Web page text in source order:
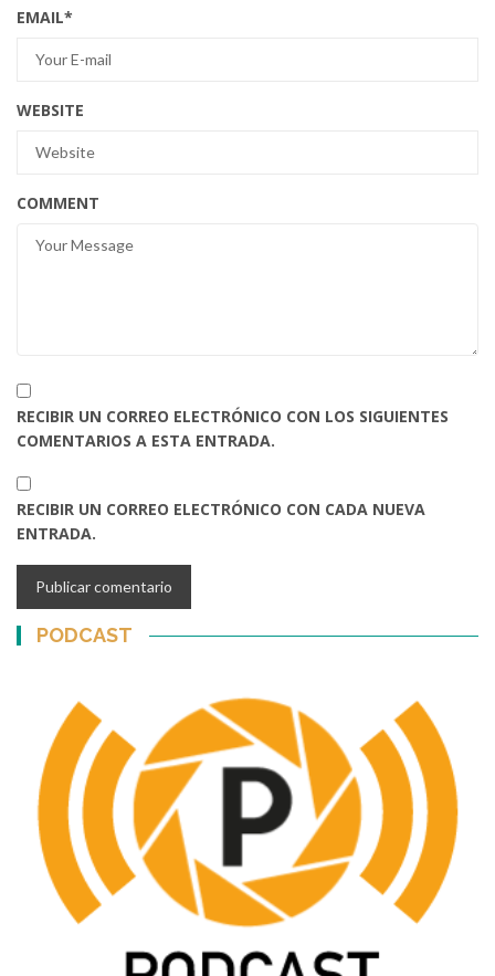
EMAIL*
WEBSITE
COMMENT
RECIBIR UN CORREO ELECTRÓNICO CON LOS SIGUIENTES
COMENTARIOS A ESTA ENTRADA.
RECIBIR UN CORREO ELECTRÓNICO CON CADA NUEVA
ENTRADA.
PODCAST